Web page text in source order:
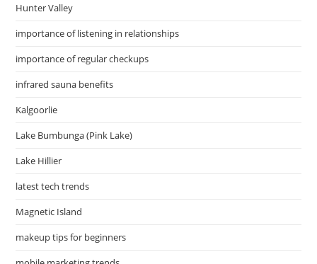
Hunter Valley
importance of listening in relationships
importance of regular checkups
infrared sauna benefits
Kalgoorlie
Lake Bumbunga (Pink Lake)
Lake Hillier
latest tech trends
Magnetic Island
makeup tips for beginners